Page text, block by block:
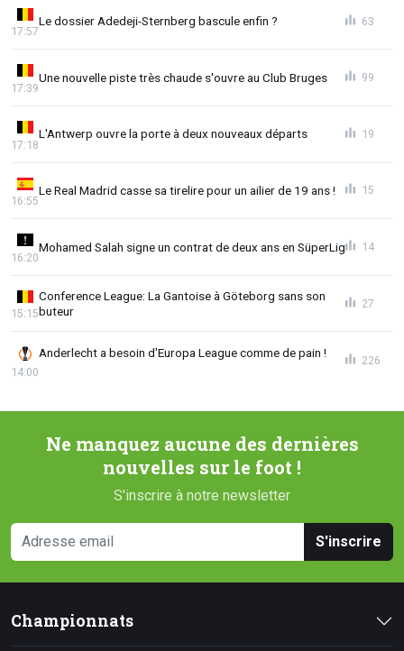
Le dossier Adedeji-Sternberg bascule enfin ?
17:57
63
Une nouvelle piste très chaude s'ouvre au Club Bruges
17:39
99
L'Antwerp ouvre la porte à deux nouveaux départs
17:18
19
Le Real Madrid casse sa tirelire pour un ailier de 19 ans !
16:55
15
Mohamed Salah signe un contrat de deux ans en SüperLig
16:20
14
Conference League: La Gantoise à Göteborg sans son
buteur
15:15
27
Anderlecht a besoin d'Europa League comme de pain !
14:00
226
Ne manquez aucune des dernières
nouvelles sur le foot !
S'inscrire à notre newsletter
S'inscrire
Championnats